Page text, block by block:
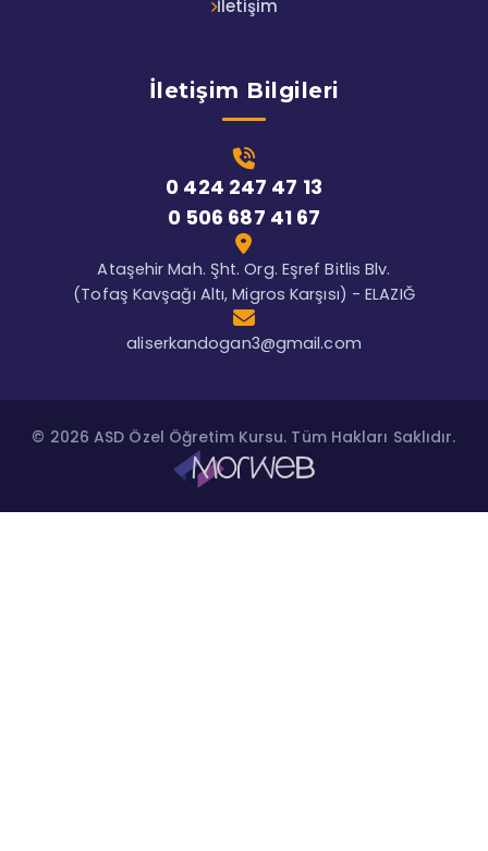
İletişim
İletişim Bilgileri
0 424 247 47 13
0 506 687 41 67
Ataşehir Mah. Şht. Org. Eşref Bitlis Blv.
(Tofaş Kavşağı Altı, Migros Karşısı) - ELAZIĞ
aliserkandogan3@gmail.com
© 2026 ASD Özel Öğretim Kursu. Tüm Hakları Saklıdır.